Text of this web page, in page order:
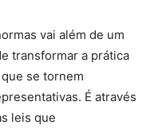
vai além de um
transformar a prática
se tornem
É através
leis que